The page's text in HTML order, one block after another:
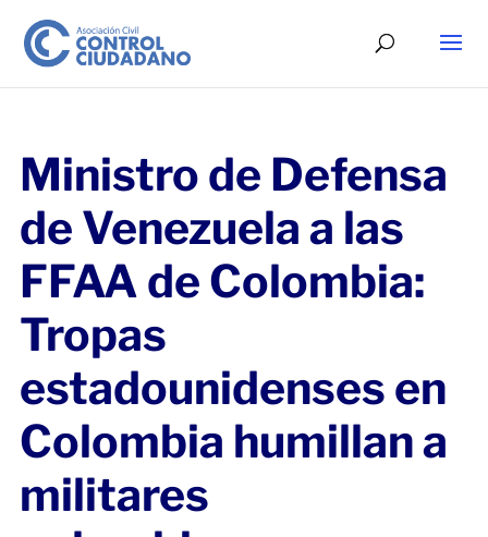
Ministro de Defensa
de Venezuela a las
FFAA de Colombia:
Tropas
estadounidenses en
Colombia humillan a
militares